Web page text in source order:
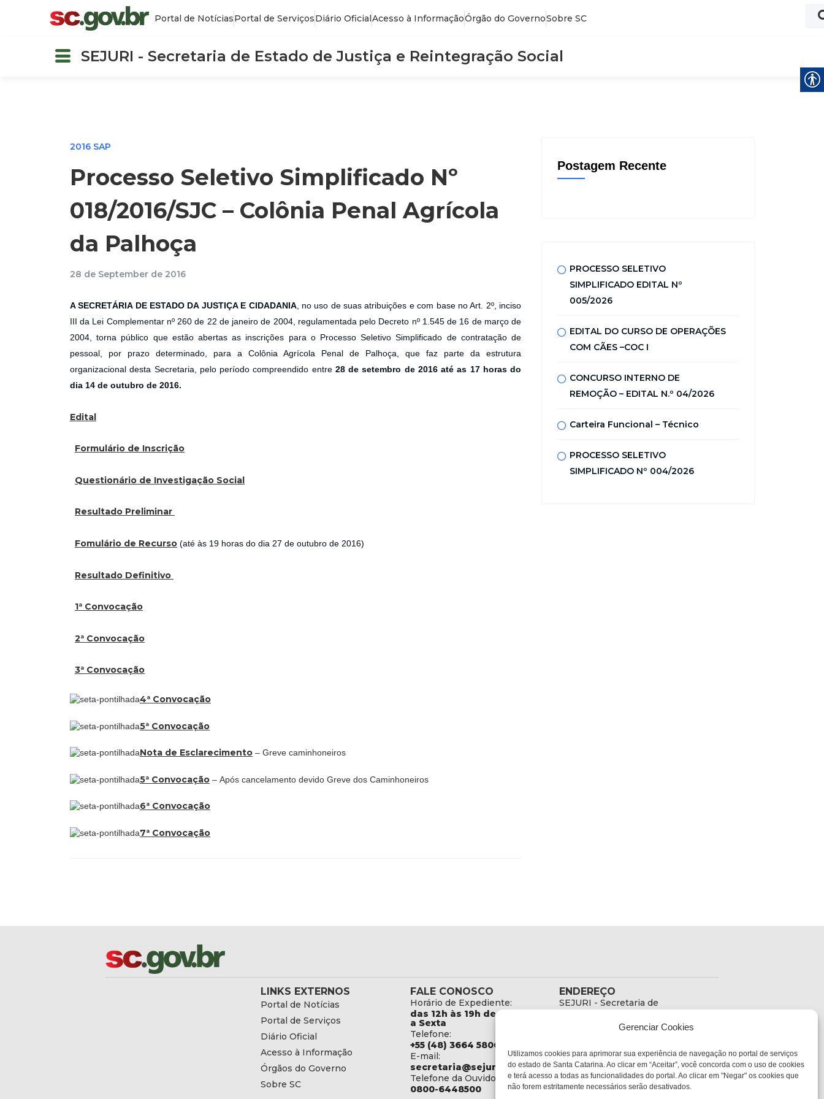
Gerenciar Cookies
Utilizamos cookies para aprimorar sua experiência de navegação no portal de serviços
do estado de Santa Catarina. Ao clicar em “Aceitar”, você concorda com o uso de cookies
e terá acesso a todas as funcionalidades do portal. Ao clicar em "Negar" os cookies que
não forem estritamente necessários serão desativados.
Portal de NotíciasPortal de ServiçosDiário OficialAcesso à InformaçãoÓrgão do GovernoSobre SC
SEJURI - Secretaria de Estado de Justiça e Reintegração Social
2016 SAP
Processo Seletivo Simplificado Nº
018/2016/SJC – Colônia Penal Agrícola
da Palhoça
28 de September de 2016
A SECRETÁRIA DE ESTADO DA JUSTIÇA E CIDADANIA, no uso de suas atribuições e com base no Art. 2º, inciso
III da Lei Complementar nº 260 de 22 de janeiro de 2004, regulamentada pelo Decreto nº 1.545 de 16 de março de
2004, torna público que estão abertas as inscrições para o Processo Seletivo Simplificado de contratação de
pessoal, por prazo determinado, para a Colônia Agrícola Penal de Palhoça, que faz parte da estrutura
organizacional desta Secretaria, pelo período compreendido entre 28 de setembro de 2016 até as 17 horas do
dia 14 de outubro de 2016.
Edital
Formulário de Inscrição
Questionário de Investigação Social
Resultado Preliminar
Fomulário de Recurso (até às 19 horas do dia 27 de outubro de 2016)
Resultado Definitivo
1ª Convocação
2ª Convocação
3ª Convocação
4ª Convocação
5ª Convocação
Nota de Esclarecimento – Greve caminhoneiros
5ª Convocação – Após cancelamento devido Greve dos Caminhoneiros
6ª Convocação
7ª Convocação
Postagem Recente
PROCESSO SELETIVO
SIMPLIFICADO EDITAL Nº
005/2026
EDITAL DO CURSO DE OPERAÇÕES
COM CÃES –COC I
CONCURSO INTERNO DE
REMOÇÃO – EDITAL N.º 04/2026
Carteira Funcional – Técnico
PROCESSO SELETIVO
SIMPLIFICADO Nº 004/2026
LINKS EXTERNOS
Portal de Notícias
Portal de Serviços
Diário Oficial
Acesso à Informação
Órgãos do Governo
Sobre SC
FALE CONOSCO
Horário de Expediente:
das 12h às 19h de Segunda
a Sexta
Telefone:
+55 (48) 3664 5806
E-mail:
secretaria@sejuri.sc.gov.br
Telefone da Ouvidoria:
0800-6448500
ENDEREÇO
SEJURI - Secretaria de
Reintegração Social
Rua Fúlvio Aducci, 1214 -
Loja 06
Bairro:
Estreito - Florianópolis -
SC